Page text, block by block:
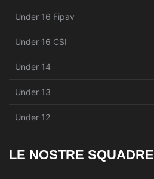
Under 16 Fipav
Under 16 CSI
Under 14
Under 13
Under 12
LE NOSTRE SQUADRE